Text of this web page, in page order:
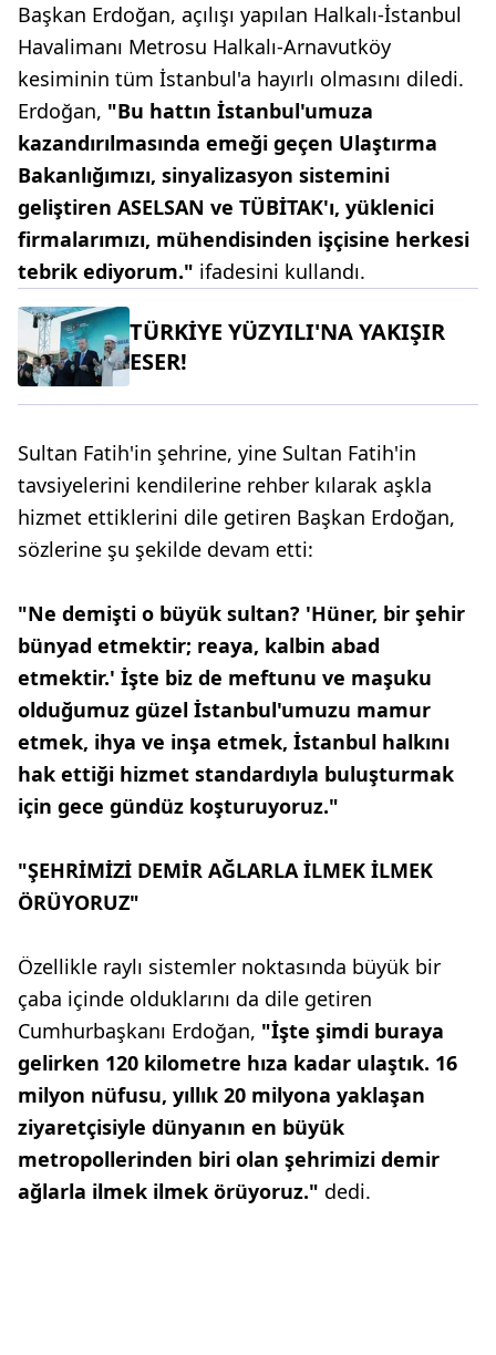
Başkan Erdoğan, açılışı yapılan Halkalı-İstanbul
Havalimanı Metrosu Halkalı-Arnavutköy
kesiminin tüm İstanbul'a hayırlı olmasını diledi.
Erdoğan, "Bu hattın İstanbul'umuza
kazandırılmasında emeği geçen Ulaştırma
Bakanlığımızı, sinyalizasyon sistemini
geliştiren ASELSAN ve TÜBİTAK'ı, yüklenici
firmalarımızı, mühendisinden işçisine herkesi
tebrik ediyorum." ifadesini kullandı.
TÜRKİYE YÜZYILI'NA YAKIŞIR
ESER!
Sultan Fatih'in şehrine, yine Sultan Fatih'in
tavsiyelerini kendilerine rehber kılarak aşkla
hizmet ettiklerini dile getiren Başkan Erdoğan,
sözlerine şu şekilde devam etti:
"Ne demişti o büyük sultan? 'Hüner, bir şehir
bünyad etmektir; reaya, kalbin abad
etmektir.' İşte biz de meftunu ve maşuku
olduğumuz güzel İstanbul'umuzu mamur
etmek, ihya ve inşa etmek, İstanbul halkını
hak ettiği hizmet standardıyla buluşturmak
için gece gündüz koşturuyoruz."
"ŞEHRİMİZİ DEMİR AĞLARLA İLMEK İLMEK
ÖRÜYORUZ"
Özellikle raylı sistemler noktasında büyük bir
çaba içinde olduklarını da dile getiren
Cumhurbaşkanı Erdoğan, "İşte şimdi buraya
gelirken 120 kilometre hıza kadar ulaştık. 16
milyon nüfusu, yıllık 20 milyona yaklaşan
ziyaretçisiyle dünyanın en büyük
metropollerinden biri olan şehrimizi demir
ağlarla ilmek ilmek örüyoruz." dedi.